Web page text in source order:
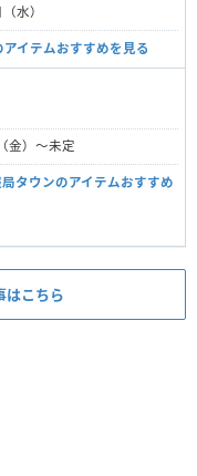
水）
アイテムおすすめを見る
金）〜未定
タウンのアイテムおすすめ
はこちら